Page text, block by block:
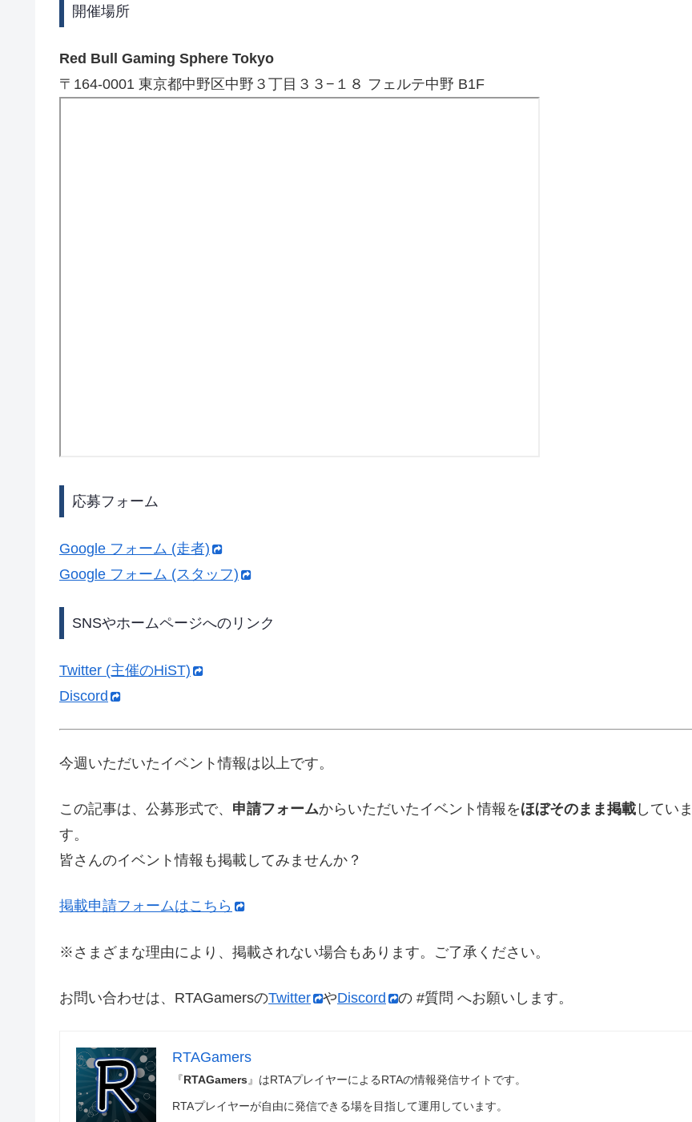
開催場所
Red Bull Gaming Sphere Tokyo
〒164-0001 東京都中野区中野３丁目３３−１８ フェルテ中野 B1F
応募フォーム
Google フォーム (走者)
Google フォーム (スタッフ)
SNSやホームページへのリンク
Twitter (主催のHiST)
Discord
今週いただいたイベント情報は以上です。
この記事は、公募形式で、 申請フォームからいただいたイベント情報をほぼそのまま掲載 していま
す。
皆さんのイベント情報も掲載してみませんか？
掲載申請フォームはこちら
※さまざまな理由により、掲載されない場合もあります。ご了承ください。
お問い合わせは、RTAGamersのTwitter やDiscord の #質問 へお願いします。
RTAGamers
『RTAGamers 』はRTAプレイヤーによるRTAの情報発信サイトです。
RTAプレイヤーが自由に発信できる場を目指して運用しています。